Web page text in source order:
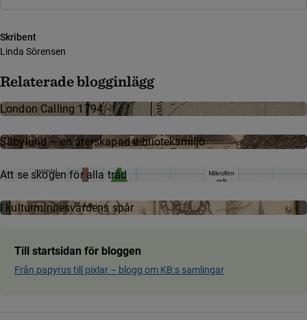
Skribent
Linda Sörensen
Relaterade blogginlägg
London Calling 1794
Säbylund – en återskapad biblioteksmiljö
Att se skogen för alla träd
I kultur­min­nes­vår­dens spår
Till startsidan för bloggen
Från papyrus till pixlar ­– blog­g om KB:s samling­ar